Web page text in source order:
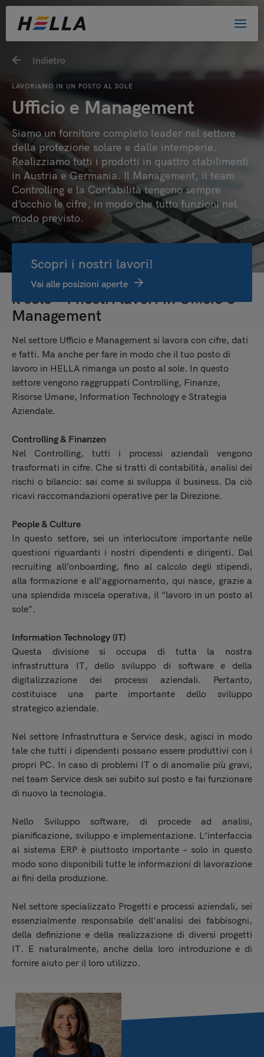
Indietro
LAVORIAMO IN UN POSTO AL SOLE
Ufficio e Management
Siamo un fornitore completo leader nel settore
della protezione solare e dalle intemperie.
Realizziamo tutti i prodotti in quattro stabilimenti
in Austria e Germania. Il Management, il team
Controlling e la Contabilità tengono sempre
d’occhio le cifre, in modo che tutto funzioni nel
modo previsto.
Scopri i nostri lavori!
Vai alle posizioni aperte
Una prospettiva splendente come
il sole – i nostri lavori in Ufficio e
Management
Nel settore Ufficio e Management si lavora con cifre, dati
e fatti. Ma anche per fare in modo che il tuo posto di
lavoro in HELLA rimanga un posto al sole. In questo
settore vengono raggruppati Controlling, Finanze,
Risorse Umane, Information Technology e Strategia
Aziendale.
Controlling & Finanzen
Nel Controlling, tutti i processi aziendali vengono
trasformati in cifre. Che si tratti di contabilità, analisi dei
rischi o bilancio: sai come si sviluppa il business. Da ciò
ricavi raccomandazioni operative per la Direzione.
People & Culture
In questo settore, sei un interlocutore importante nelle
questioni riguardanti i nostri dipendenti e dirigenti. Dal
recruiting all’onboarding, fino al calcolo degli stipendi,
alla formazione e all’aggiornamento, qui nasce, grazie a
una splendida miscela operativa, il “lavoro in un posto al
sole”.
Information Technology (IT)
Questa divisione si occupa di tutta la nostra
infrastruttura IT, dello sviluppo di software e della
digitalizzazione dei processi aziendali. Pertanto,
costituisce una parte importante dello sviluppo
strategico aziendale.
Nel settore Infrastruttura e Service desk, agisci in modo
tale che tutti i dipendenti possano essere produttivi con i
propri PC. In caso di problemi IT o di anomalie più gravi,
nel team Service desk sei subito sul posto e fai funzionare
di nuovo la tecnologia.
Nello Sviluppo software, di procede ad analisi,
pianificazione, sviluppo e implementazione. L’interfaccia
al sistema ERP è piuttosto importante – solo in questo
modo sono disponibili tutte le informazioni di lavorazione
ai fini della produzione.
Nel settore specializzato Progetti e processi aziendali, sei
essenzialmente responsabile dell’analisi dei fabbisogni,
della definizione e della realizzazione di diversi progetti
IT. E naturalmente, anche della loro introduzione e di
fornire aiuto per il loro utilizzo.